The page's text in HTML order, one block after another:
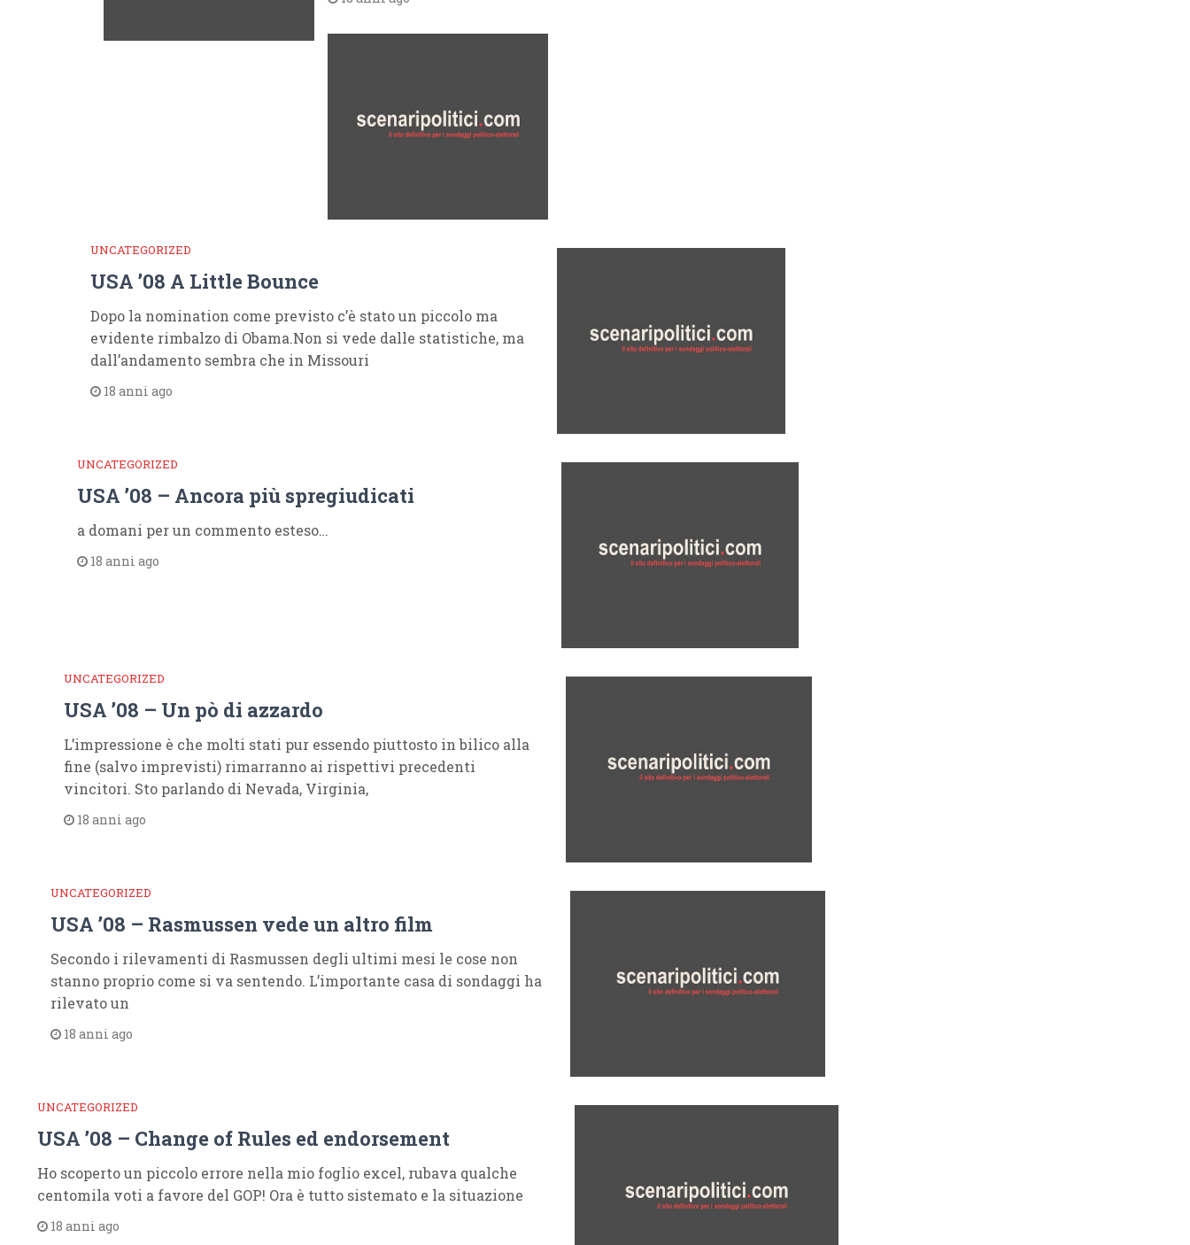
UNCATEGORIZED
USA ’08 A Little Bounce
Dopo la nomination come previsto c’è stato un piccolo ma
evidente rimbalzo di Obama.Non si vede dalle statistiche, ma
dall’andamento sembra che in Missouri
18 anni ago
UNCATEGORIZED
USA ’08 – Ancora più spregiudicati
a domani per un commento esteso…
18 anni ago
UNCATEGORIZED
USA ’08 – Un pò di azzardo
L’impressione è che molti stati pur essendo piuttosto in bilico alla
fine (salvo imprevisti) rimarranno ai rispettivi precedenti
vincitori. Sto parlando di Nevada, Virginia,
18 anni ago
UNCATEGORIZED
USA ’08 – Rasmussen vede un altro film
Secondo i rilevamenti di Rasmussen degli ultimi mesi le cose non
stanno proprio come si va sentendo. L’importante casa di sondaggi ha
rilevato un
18 anni ago
UNCATEGORIZED
USA ’08 – Change of Rules ed endorsement
Ho scoperto un piccolo errore nella mio foglio excel, rubava qualche
centomila voti a favore del GOP! Ora è tutto sistemato e la situazione
18 anni ago